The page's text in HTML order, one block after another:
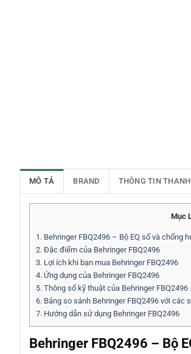
MÔ TẢ BRAND THÔNG TIN
Mục
1. Behringer FBQ2496 – Bộ EQ số và chống
2. Đặc điểm của Behringer FBQ2496
3. Lợi ích khi bạn mua Behringer FBQ2496
4. Ứng dụng của Behringer FBQ2496
5. Thông số kỹ thuật của Behringer FBQ2496
6. Bảng so sánh Behringer FBQ2496 với các
7. Hướng dẫn sử dụng Behringer FBQ2496
Behringer FBQ2496 – Bộ